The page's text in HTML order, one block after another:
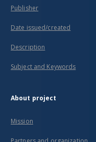
Publisher
Date issued/created
Description
Subject and Keywords
About project
Mission